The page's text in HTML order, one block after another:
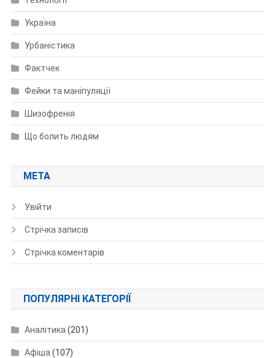
Україна
Урбаністика
Фактчек
Фейки та маніпуляції
Шизофренія
Що болить людям
МЕТА
Увійти
Стрічка записів
Стрічка коментарів
ПОПУЛЯРНІ КАТЕГОРІЇ
Аналітика (201)
Афіша (107)